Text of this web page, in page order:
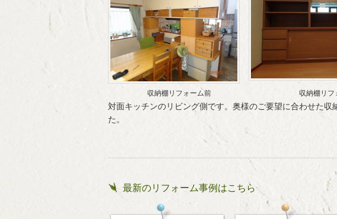
収納棚リフォーム前 収納棚リフ
対面キッチンのリビング側です。奥様のご要望に合わせた収
た。
最新のリフォーム事例はこちら